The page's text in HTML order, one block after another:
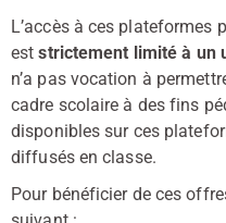
L’accès à ces plateformes
eststrictement limité à un
n’a pas vocation à
cadre scolaire à des fins
disponibles sur ces
diffusés en classe.
Pour bénéficier de ces